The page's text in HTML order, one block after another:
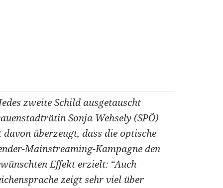
zweite Schild ausgetauscht
Sonja Wehsely (SPÖ)
davon überzeugt, dass die optische
Mainstreaming-Kampagne den
Effekt erzielt: “Auch
zeigt sehr viel über